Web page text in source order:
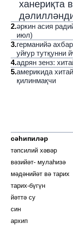
ханериқта
2.әркин асия
июл)
3.германийә
уйғур тутқунни
4.адрян зенз:
5.америкида
қилинмақчи
сәһипиләр
тәпсилий хәвәр
вәзийәт- мулаһизә
мәдәнийәт вә тарих
тарих-бүгүн
йәттә су
син
архип